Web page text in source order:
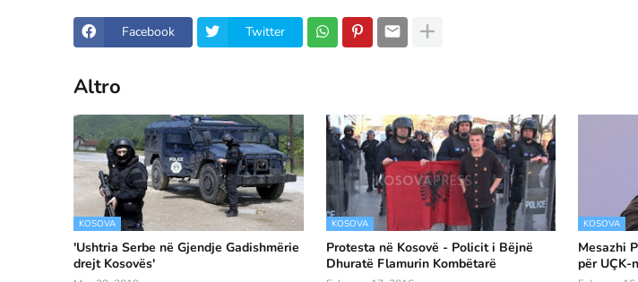
Facebook Twitter
Altro
KOSOVA
'Ushtria Serbe në Gjendje Gadishmërie
drejt Kosovës'
KOSOVA
Protesta në Kosovë - Policit i Bëjnë
Dhuratë Flamurin Kombëtarë
KOSOVA
Mesazhi
për UÇK-